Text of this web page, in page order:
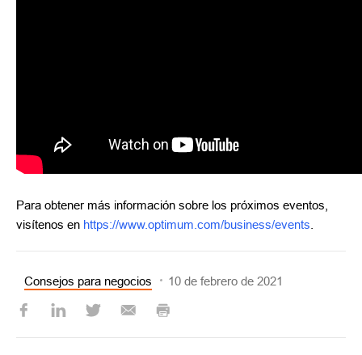
Para obtener más información sobre los próximos eventos,
visítenos en https://www.optimum.com/business/events
Consejos para negocios 10 de febrero de 2021